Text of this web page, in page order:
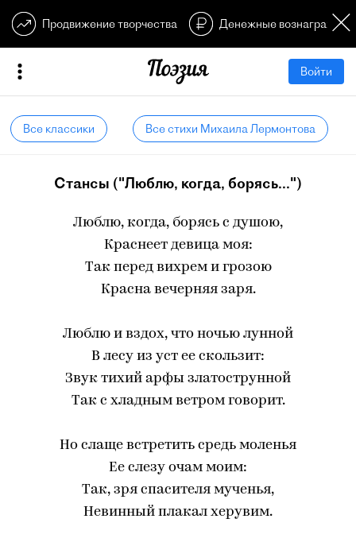
Продвижение творчества Денежные
Войти
Все классики Все стихи Михаила Лермонтова
Стансы ("Люблю, когда, борясь...")
Люблю, когда, борясь с душою,
Краснеет девица моя:
Так перед вихрем и грозою
Красна вечерняя заря.
Люблю и вздох, что ночью лунной
В лесу из уст ее скользит:
Звук тихий арфы златострунной
Так с хладным ветром говорит.
Но слаще встретить средь моленья
Ее слезу очам моим:
Так, зря спасителя мученья,
Невинный плакал херувим.